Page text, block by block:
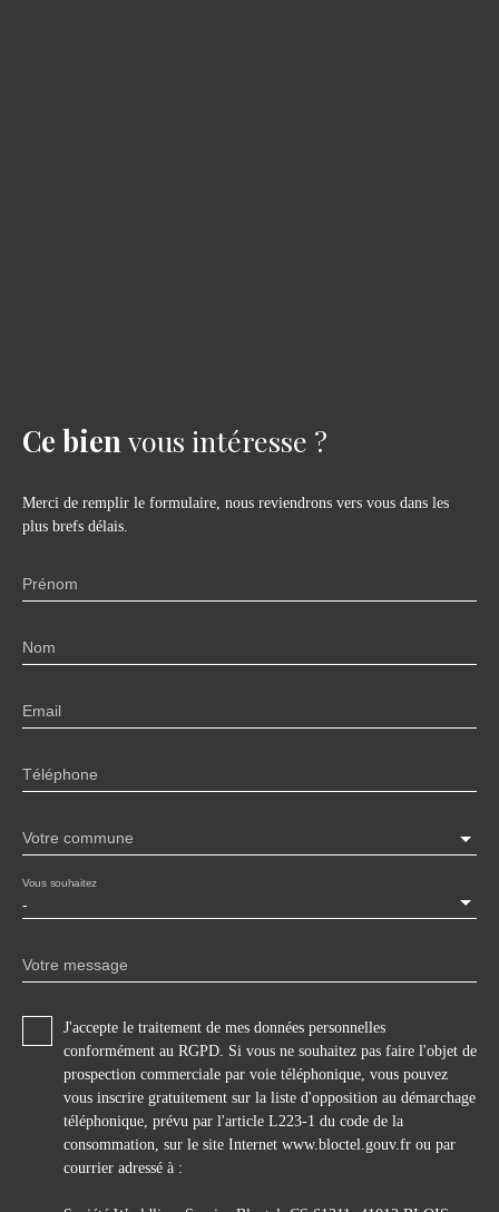
Ce bien vous intéresse ?
Merci de remplir le formulaire, nous reviendrons vers vous dans les
plus brefs délais.
Prénom
Nom
Email
Téléphone
Votre commune
-
Vous souhaitez
Votre message
J'accepte le traitement de mes données personnelles
conformément au RGPD. Si vous ne souhaitez pas faire l'objet de
prospection commerciale par voie téléphonique, vous pouvez
vous inscrire gratuitement sur la liste d'opposition au démarchage
téléphonique, prévu par l'article L223-1 du code de la
consommation, sur le site Internet www.bloctel.gouv.fr ou par
courrier adressé à :